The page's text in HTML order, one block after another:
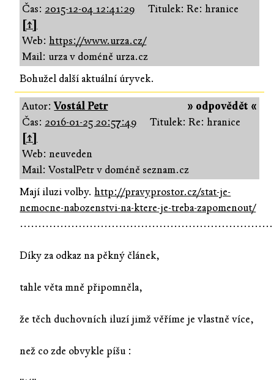
Čas: 2015-12-04 12:41:29
Titulek: Re: hranice
[↑]
Web:https://www.urza.cz/
Mail: urza v doméně urza.cz
Bohužel další aktuální úryvek.
» odpovědět «
Autor:Vostál Petr
Čas: 2016-01-25 20:57:49
Titulek: Re: hranice
[↑]
Web: neuveden
Mail: VostalPetr v doméně seznam.cz
Mají iluzi volby.http://pravyprostor.cz/stat-je-
nemocne-nabozenstvi-na-ktere-je-treba-zapomenout/
Díky za odkaz na pěkný článek,
tahle věta mně připomněla,
že těch duchovních iluzí jimž věříme je vlastně více,
než co zde obvykle píšu :